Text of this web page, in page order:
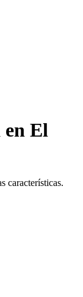
en El
características.